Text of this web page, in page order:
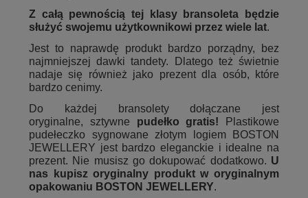
Z całą pewnością tej klasy bransoleta będzie
służyć swojemu użytkownikowi przez wiele lat.
Jest to naprawdę produkt bardzo porządny, bez
najmniejszej dawki tandety. Dlatego też świetnie
nadaje się również jako prezent dla osób, które
bardzo cenimy.
Do każdej bransolety dołączane jest
oryginalne, sztywne pudełko gratis! Plastikowe
pudełeczko sygnowane złotym logiem BOSTON
JEWELLERY jest bardzo eleganckie i idealne na
prezent. Nie musisz go dokupować dodatkowo. U
nas kupisz oryginalny produkt w oryginalnym
opakowaniu BOSTON JEWELLERY.